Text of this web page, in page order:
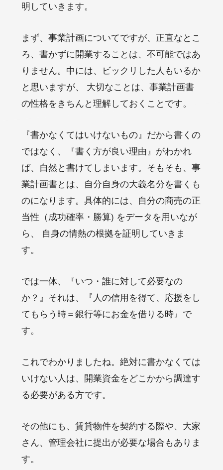
明していきます。
まず、事業計画についてですが、正直なとこ
ろ、書かずに開業することは、不可能ではあ
りません。中には、ビックリした人もいるか
と思いますが、 大切なことは、事業計画書
の性格をきちんと理解しておくことです。
『書かなくてはいけないもの』だから書くの
ではなく、『書く方が良い理由』がわかれ
ば、自然と書けてしまいます。そもそも、事
業計画書とは、自分自身の大義名分を書くも
のになります。具体的には、自分の商売の正
当性（成功確率・勝算) をデータを用いなが
ら、 自身の情熱の根拠を証明していきま
す。
では一体、『いつ・誰に対して必要なの
か？』それは、『人の信用を得て、応援をし
てもらう時＝銀行等にお金を借りる時』で
す。
これでわかりましたね。絶対に書かなくては
いけない人は、開業資金をどこかから調達す
る必要がある方です。
その他にも、賃貸物件を契約する際や、大家
さん、管理会社に提出が必要な場合もありま
す。